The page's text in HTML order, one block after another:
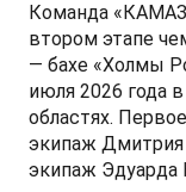
Команда
втором этапе
— бахе «Холмы
июля 2026 года
областях.
экипаж
экипаж Эдуарда